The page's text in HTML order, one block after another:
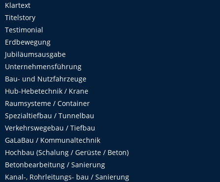
Klartext
Titelstory
Testimonial
Erdbewegung
Jubiläumsausgabe
Unternehmensführung
Bau- und Nutzfahrzeuge
Hub-Hebetechnik / Krane
Raumsysteme / Container
Spezialtiefbau / Tunnelbau
Verkehrswegebau / Tiefbau
GaLaBau / Kommunaltechnik
Hochbau (Schalung / Gerüste / Beton)
Betonbearbeitung / Sanierung
Kanal-, Rohrleitungs- bau / Sanierung